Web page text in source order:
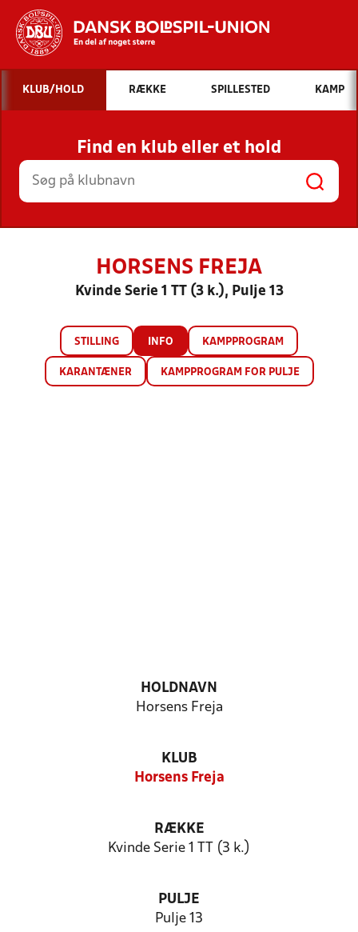
Hvad vil du søge efter?
INDHOLD OG NYHEDER
STILLINGER, RESULTATER, KLUBBER OG
HOLD
KLUB/HOLD RÆKKE SPILLESTED KAMP
Find en klub eller et hold
HORSENS FREJA
Kvinde Serie 1 TT (3 k.), Pulje 13
STILLING INFO KAMPPROGRAM
KARANTÆNER KAMPPROGRAM FOR PULJE
HOLDNAVN
Horsens Freja
KLUB
Horsens Freja
RÆKKE
Kvinde Serie 1 TT (3 k.)
PULJE
Pulje 13